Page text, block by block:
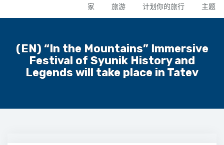
家 旅游 计划你的旅行 主题
(EN) “In the Mountains” Immersive
Festival of Syunik History and
Legends will take place in Tatev